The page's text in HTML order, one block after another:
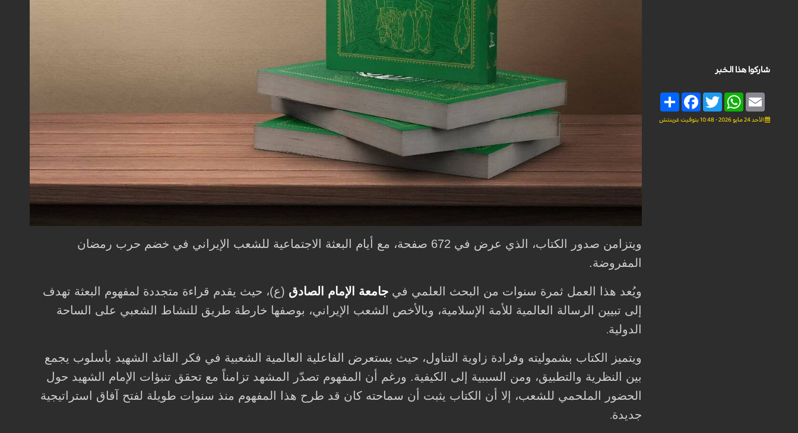
شاركوا هذا الخبر
Share
FacebookTwitter
WhatsAppEmail
الأحد 24 مايو 2026 - 10:48 بتوقيت غرينتش
ويتزامن صدور الكتاب، الذي عرض في 672 صفحة، مع أيام البعثة الاجتماعية للشعب الإيراني في خضم حرب رمضان
المفروضة.
ويُعد هذا العمل ثمرة سنوات من البحث العلمي في جامعة الإمام الصادق (ع)، حيث يقدم قراءة متجددة لمفهوم البعثة تهدف
إلى تبيين الرسالة العالمية للأمة الإسلامية، وبالأخص الشعب الإيراني، بوصفها خارطة طريق للنشاط الشعبي على الساحة
الدولية.
ويتميز الكتاب بشموليته وفرادة زاوية التناول، حيث يستعرض الفاعلية العالمية الشعبية في فكر القائد الشهيد بأسلوب يجمع
بين النظرية والتطبيق، ومن السببية إلى الكيفية. ورغم أن المفهوم تصدّر المشهد تزامناً مع تحقق تنبؤات الإمام الشهيد حول
الحضور الملحمي للشعب، إلا أن الكتاب يثبت أن سماحته كان قد طرح هذا المفهوم منذ سنوات طويلة لفتح آفاق استراتيجية
جديدة.